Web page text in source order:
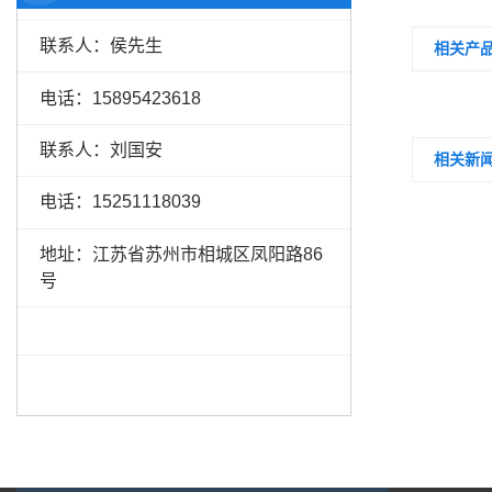
联系人：侯先生
电话：15895423618
联系人：刘国安
电话：15251118039
地址：江苏省苏州市相城区凤阳路86
号
相关产
相关新